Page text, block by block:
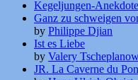
Kegeljungen-
Ganz zu schweigen
by Philippe Djian
Ist es Liebe
by Valery
JR. La Caverne du